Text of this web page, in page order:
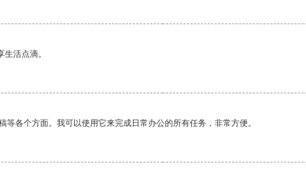
活点滴。
各个方面。我可以使用它来完成日常办公的所有任务，非常方便。